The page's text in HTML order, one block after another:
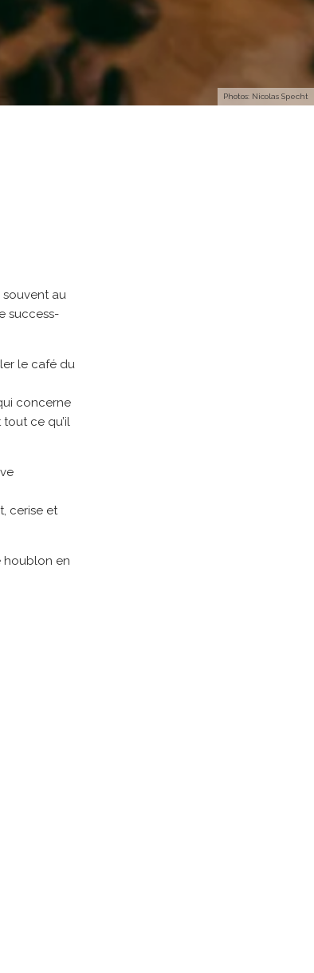
Photos: Nicolas Specht
souvent au
success-
le café du
concerne
ce qu’il
cerise et
houblon en